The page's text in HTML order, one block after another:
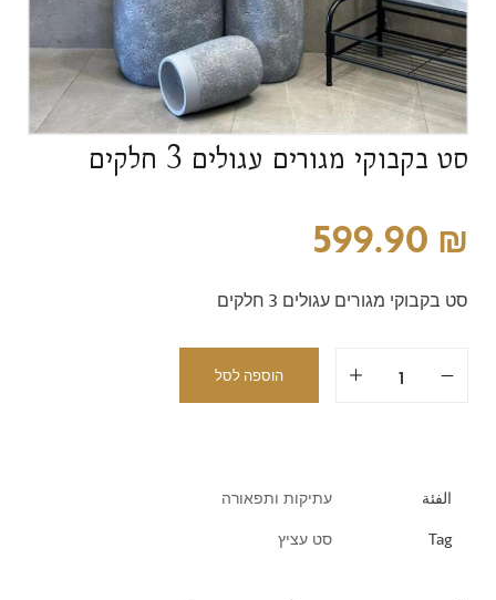
סט בקבוקי מגורים עגולים 3 חלקים
599.90 ₪
סט בקבוקי מגורים עגולים 3 חלקים
הוספה לסל
الفئة
עתיקות ותפאורה
Tag
סט עציץ